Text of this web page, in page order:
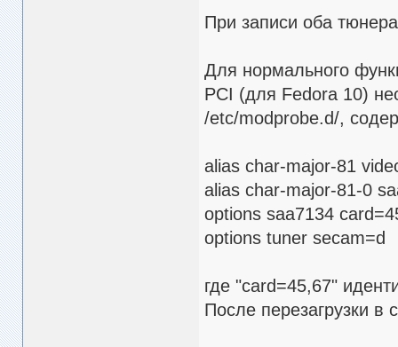
При записи оба
Для нормального
PCI (для Fedora 10)
/etc/modprobe.d/,
alias char-major-81
alias char-major-81-0
options saa7134
options tuner secam=d
где "card=45,67"
После перезагрузки в